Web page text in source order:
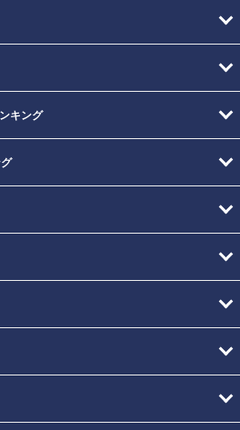
キング